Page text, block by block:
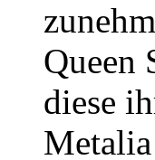
Queen
diese